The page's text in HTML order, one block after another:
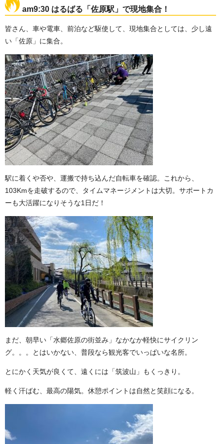
am9:30 はるばる「佐原駅」で現地集合！
皆さん、車や電車、前泊など駆使して、現地集合としては、少し遠
い「佐原」に集合。
駅に着くや否や、運搬で持ち込んだ自転車を確認。これから、
103Kmを走破するので、タイムマネージメントは大切。サポートカ
ーも大活躍になりそうな1日だ！
まだ、朝早い「水郷佐原の街並み」なかなか軽快にサイクリン
グ。。。とはいかない、普段なら観光客でいっぱいな名所。
とにかく天気が良くて、遠くには「筑波山」もくっきり。
軽く汗ばむ、最高の陽気。休憩ポイントは自然と笑顔になる。